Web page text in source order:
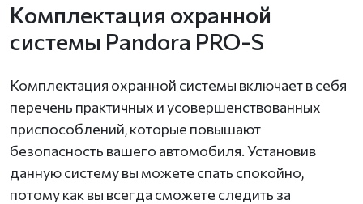
Комплектация охранной
системы Pandora PRO-S
Комплектация охранной системы включает в себя
перечень практичных и усовершенствованных
приспособлений, которые повышают
безопасность вашего автомобиля. Установив
данную систему вы можете спать спокойно,
потому как вы всегда сможете следить за